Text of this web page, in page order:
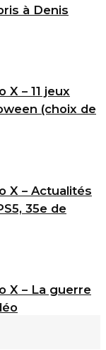
à Denis
X – 11 jeux
(choix de
X – Actualités
35e de
X – La guerre